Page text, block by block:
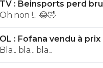
TV : Beinsports perd
Liga !
Oh non !... 😂🤣
OL : Fofana vendu à
remercie le Real
Bla... bla... bla...